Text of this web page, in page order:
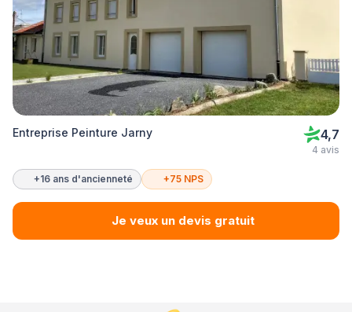
Entreprise Peinture Jarny 4,7
4 avis
+16 ans d'ancienneté +75 NPS
Je veux un devis gratuit